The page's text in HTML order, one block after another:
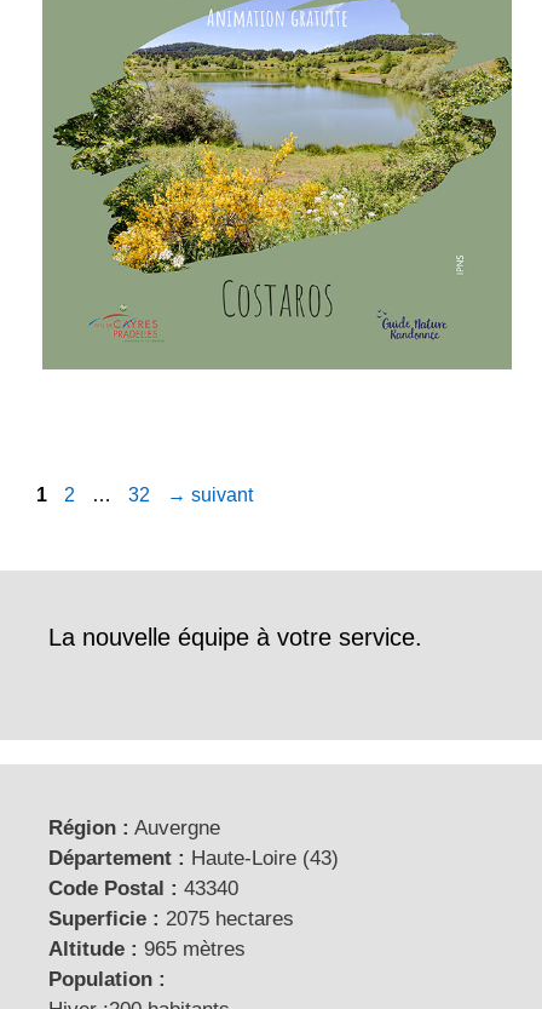
Page
1 Page
2 … Page
32 → suivant
La nouvelle équipe à votre service.
Région : Auvergne
Département : Haute-Loire (43)
Code Postal : 43340
Superficie : 2075 hectares
Altitude : 965 mètres
Population :